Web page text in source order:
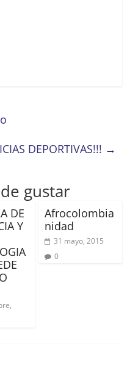
DEPORTIVAS!!! →
gustar
DE
Y
Afrocolombia
nidad
31 mayo, 2015
0